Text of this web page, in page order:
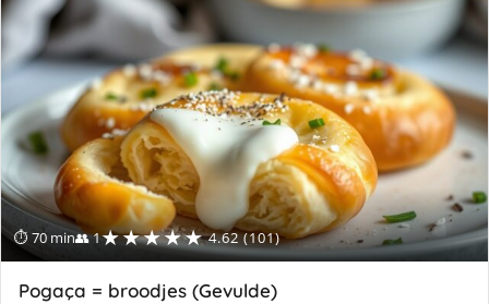
⏱ 70 min👥 1★★★★★ 4.62 (101)
Pogaça = broodjes (Gevulde)